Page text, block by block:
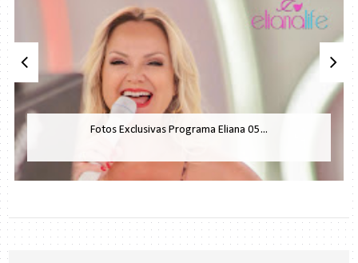
Fotos Exclusivas Programa Eliana 05...